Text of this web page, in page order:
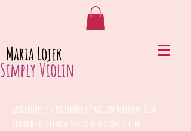
Simply Violin
Maria Lojek
Geigenspielen ist schwer genug, in meinem Blog
versuche ich einige Tips zu geben um es den